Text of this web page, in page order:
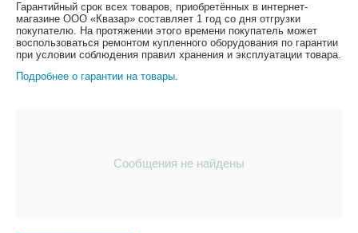
Гарантийный срок всех товаров, приобретённых в интернет-
магазине ООО «Квазар» составляет 1 год со дня отгрузки
покупателю. На протяжении этого времени покупатель может
воспользоваться ремонтом купленного оборудования по гарантии
при условии соблюдения правил хранения и эксплуатации товара.
Подробнее о гарантии на товары.
Сообщения не найдены